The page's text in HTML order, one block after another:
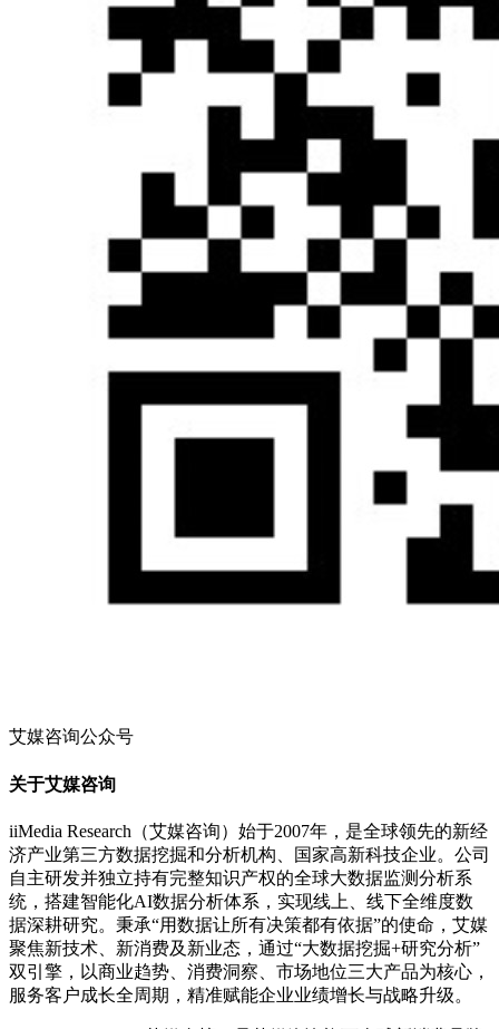
iiMedia Research（艾媒咨询）始于2007年，是全球领先的新经
济产业第三方数据挖掘和分析机构、国家高新科技企业。公司
服务客户成长全周期，精准赋能企业业绩增长与战略升级。
iiMedia Ranking（艾媒金榜）是艾媒咨询旗下全球新消费品牌
的品牌信息及购物消费指南。依托深度大数据挖掘与分析能
力，艾媒咨询持续输出兼具数据支撑、观点洞察与理论深度的
高质量研究成果。通过打造“数据+策略”的双重价值体系，艾
媒咨询每年为客户提供公开及定制化新经济前沿报告超2000
份。艾媒科技覆盖移动互联、人工智能、半导体、新材料、机
器人、智能硬件、航空航天、生物医药、新型储能、智能驾驶
等新质生产力前沿产业研究，艾媒消费主要覆盖食品、饮品、
餐饮、家电、家装、鞋服、医药、美妆、宠物、母婴、出行、